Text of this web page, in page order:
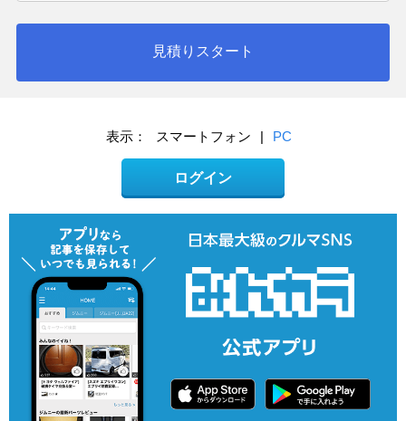
見積りスタート
表示： スマートフォン | PC
ログイン